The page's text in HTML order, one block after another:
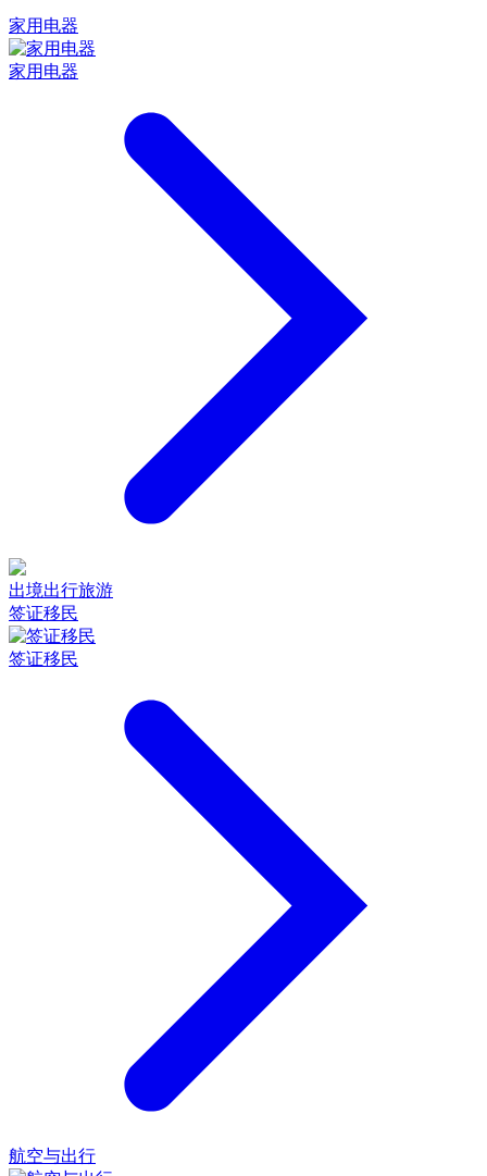
家用电器
家用电器
出境出行旅游
签证移民
签证移民
航空与出行